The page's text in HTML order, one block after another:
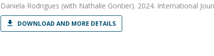
Daniela Rodrigues (with Nathalie Gontier). 2024. International
DOWNLOAD AND MORE DETAILS